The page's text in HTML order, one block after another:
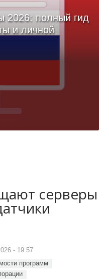
2026: полный гид
и личной
серверы
- 19:57
программ